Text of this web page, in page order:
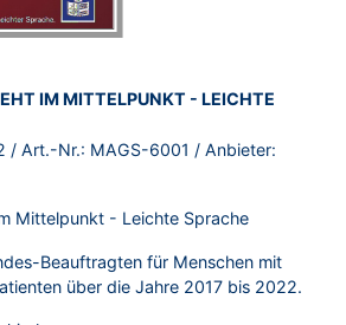
IM MITTELPUNKT - LEICHTE
/ Art.-Nr.: MAGS-6001 / Anbieter:
Mittelpunkt - Leichte Sprache
Beauftragten für Menschen mit
über die Jahre 2017 bis 2022.